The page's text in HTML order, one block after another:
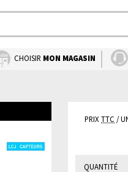
CHOISIR MON MAGASIN
PRIXTTC /
QUANTITÉ